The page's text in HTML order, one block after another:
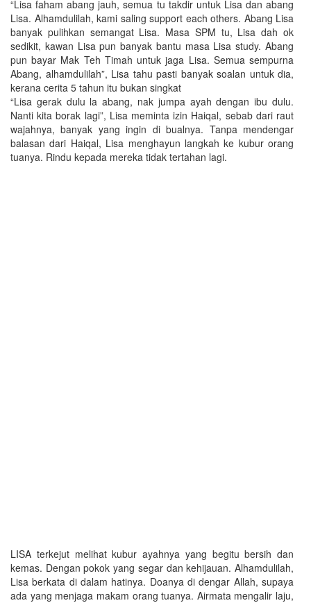
“Lisa faham abang jauh, semua tu takdir untuk Lisa dan abang
Lisa. Alhamdulilah, kami saling support each others. Abang Lisa
banyak pulihkan semangat Lisa. Masa SPM tu, Lisa dah ok
sedikit, kawan Lisa pun banyak bantu masa Lisa study. Abang
pun bayar Mak Teh Timah untuk jaga Lisa. Semua sempurna
Abang, alhamdulilah”, Lisa tahu pasti banyak soalan untuk dia,
kerana cerita 5 tahun itu bukan singkat
“Lisa gerak dulu la abang, nak jumpa ayah dengan ibu dulu.
Nanti kita borak lagi”, Lisa meminta izin Haiqal, sebab dari raut
wajahnya, banyak yang ingin di bualnya. Tanpa mendengar
balasan dari Haiqal, Lisa menghayun langkah ke kubur orang
tuanya. Rindu kepada mereka tidak tertahan lagi.
LISA terkejut melihat kubur ayahnya yang begitu bersih dan
kemas. Dengan pokok yang segar dan kehijauan. Alhamdulilah,
Lisa berkata di dalam hatinya. Doanya di dengar Allah, supaya
ada yang menjaga makam orang tuanya. Airmata mengalir laju,